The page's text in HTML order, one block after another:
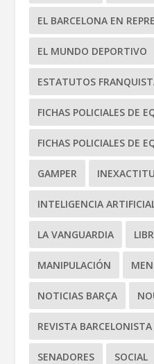
EL BARCELONA EN
EL MUNDO DEPORTIVO
ESTATUTOS
FICHAS POLICIALES DE
FICHAS POLICIALES DE
GAMPER
INTELIGENCIA
LA VANGUARDIA
MANIPULACIÓN
NOTICIAS BARÇA
REVISTA BARCELONISTA
SENADORES SOCIAL